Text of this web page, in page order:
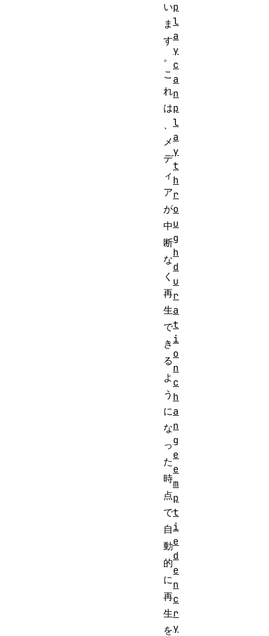
い
ま
す
。
こ
れ
は
、
メ
デ
ィ
ア
が
中
断
な
く
再
生
で
き
る
よ
う
に
な
っ
た
時
点
で
自
動
的
に
再
生
を
p
l
a
y
c
a
n
p
l
a
y
t
h
r
o
u
g
h
d
u
r
a
t
i
o
n
c
h
a
n
g
e
e
m
p
t
i
e
d
e
n
c
r
y